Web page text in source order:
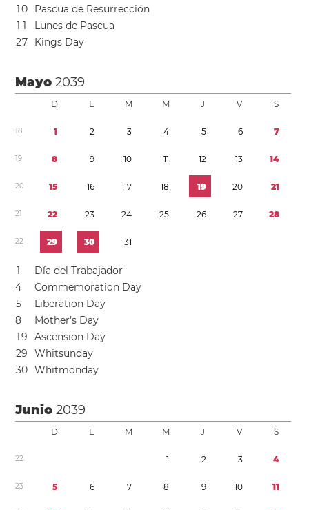
10
Pascua de Resurrección
1 1
Lunes de Pascua
27 Kings Day
Mayo2039
D L M M J V S
18 1 2 3 4 5 6 7
19 8 9 10 11 12 13 14
20 15 16 17 18 19 20 21
21 22 23 24 25 26 27 28
22 29 30 31
1
Día del Trabajador
4
Commemoration Day
5
Liberation Day
8
Mother’s Day
19
Ascension Day
29
Whitsunday
30 Whitmonday
Junio2039
D L M M J V S
22 1 2 3 4
23 5 6 7 8 9 10 11